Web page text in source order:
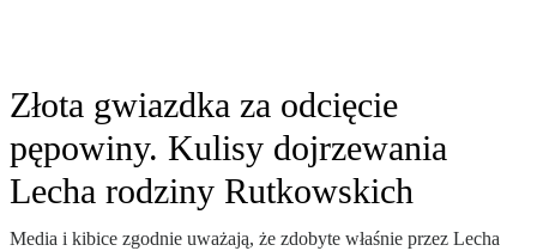
Złota gwiazdka za odcięcie
pępowiny. Kulisy dojrzewania
Lecha rodziny Rutkowskich
Media i kibice zgodnie uważają, że zdobyte właśnie przez Lecha